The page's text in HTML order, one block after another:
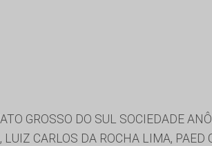
GROSSO DO SUL SOCIEDADE
LUIZ CARLOS DA ROCHA LIMA,